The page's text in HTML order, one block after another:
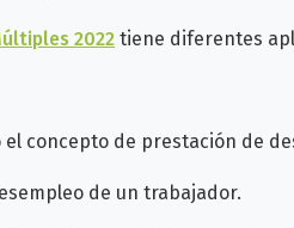
2022 tiene diferentes
concepto de prestación de
de un trabajador.